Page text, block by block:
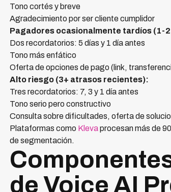
Tono cortés y breve
Agradecimiento por ser cliente cumplidor
Pagadores ocasionalmente tardíos (1-
Dos recordatorios: 5 días y 1 día antes
Tono más enfático
Oferta de opciones de pago (link,
Alto riesgo (3+ atrasos recientes):
Tres recordatorios: 7, 3 y 1 día antes
Tono serio pero constructivo
Consulta sobre dificultades, oferta de
Plataformas como Klevaprocesan más de
de segmentación.
de Voice AI